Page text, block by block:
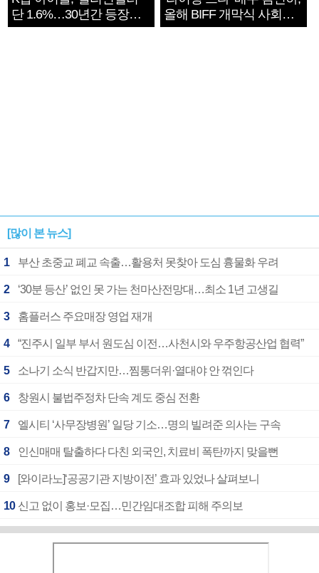
단 1.6%…30년간 등장
1182개팀 전수조사
올해 BIFF 개막식 사회자
확정
[많이 본 뉴스]
1 부산 초중교 폐교 속출…활용처 못찾아 도심 흉물화 우려
2 ‘30분 등산’ 없인 못 가는 천마산전망대…최소 1년 고생길
3 홈플러스 주요매장 영업 재개
4 “진주시 일부 부서 원도심 이전…사천시와 우주항공산업 협력”
5 소나기 소식 반갑지만…찜통더위·열대야 안 꺾인다
6 창원시 불법주정차 단속 계도 중심 전환
7 엘시티 ‘사무장병원’ 일당 기소…명의 빌려준 의사는 구속
8 인신매매 탈출하다 다친 외국인, 치료비 폭탄까지 맞을뻔
9 [와이라노]‘공공기관 지방이전’ 효과 있었나 살펴보니
10 신고 없이 홍보·모집…민간임대조합 피해 주의보